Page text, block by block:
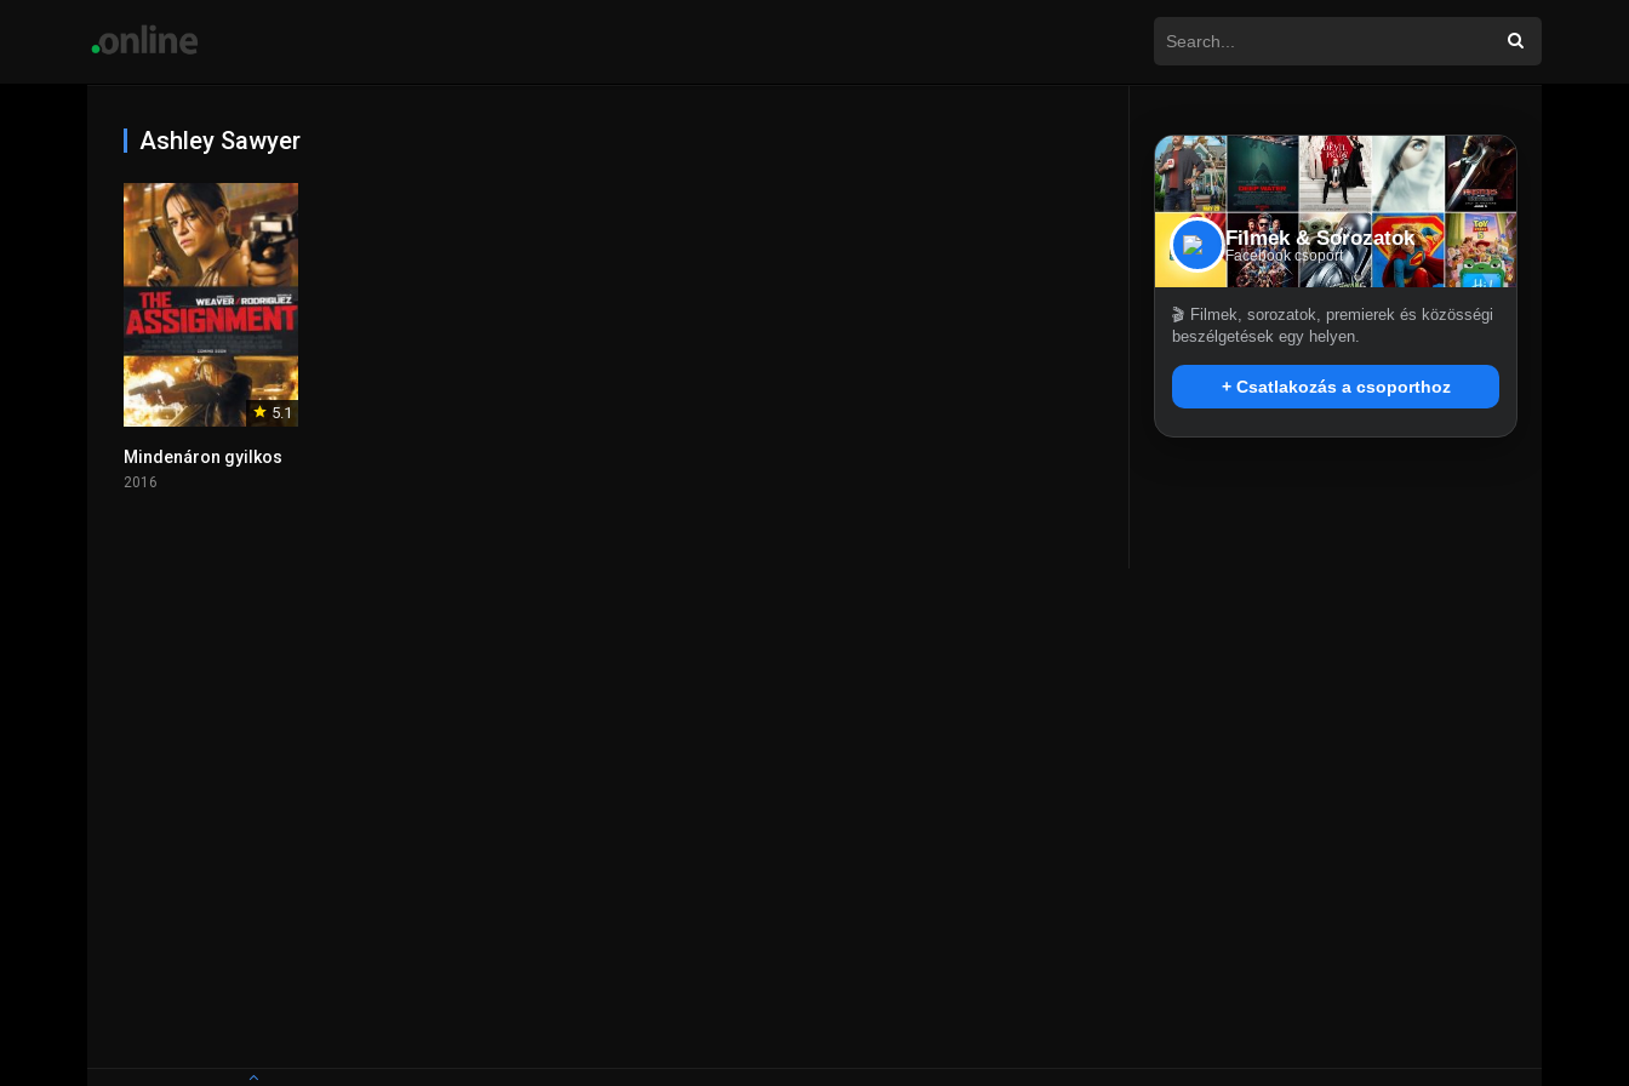
Ashley Sawyer
5.1
Mindenáron gyilkos
2016
Filmek & Sorozatok
Facebook csoport
🎬 Filmek, sorozatok, premierek és közösségi
beszélgetések egy helyen.
+ Csatlakozás a csoporthoz